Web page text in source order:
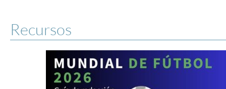
Recursos